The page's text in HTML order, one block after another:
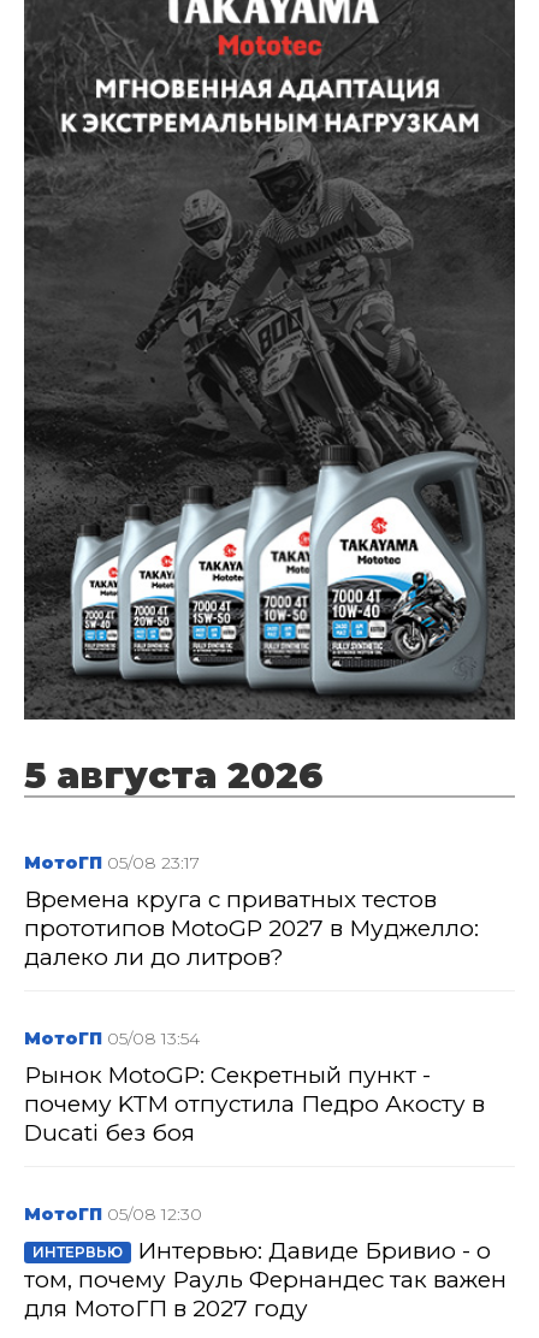
5 августа 2026
МотоГП 05/08 23:17
Времена круга с приватных тестов
прототипов MotoGP 2027 в Муджелло:
далеко ли до литров?
МотоГП 05/08 13:54
Рынок MotoGP: Секретный пункт -
почему KTM отпустила Педро Акосту в
Ducati без боя
МотоГП 05/08 12:30
ИНТЕРВЬЮ
Интервью: Давиде Бривио - о
том, почему Рауль Фернандес так важен
для МотоГП в 2027 году